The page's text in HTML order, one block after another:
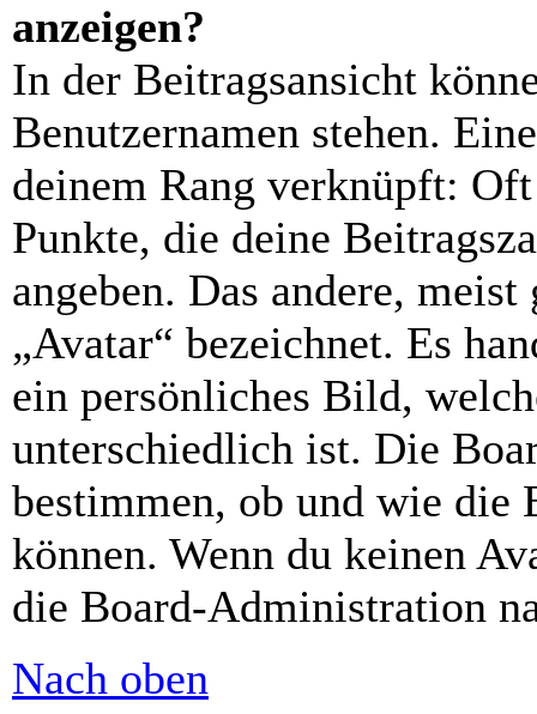
anzeigen?
In der Beitragsansicht
Benutzernamen stehen.
deinem Rang verknüpft:
Punkte, die deine
angeben. Das andere,
„Avatar“ bezeichnet. Es
ein persönliches Bild,
unterschiedlich ist. Die
bestimmen, ob und wie die
können. Wenn du keinen
die Board-Administration
Nach oben